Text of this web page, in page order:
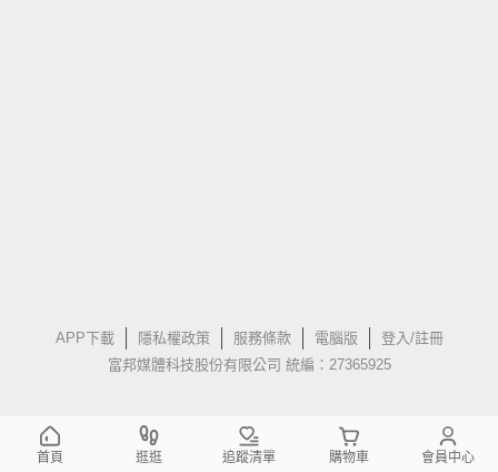
APP下載 隱私權政策 服務條款 電腦版
登入/註冊
富邦媒體科技股份有限公司 統編：27365925
首頁 逛逛 追蹤清單 購物車 會員中心